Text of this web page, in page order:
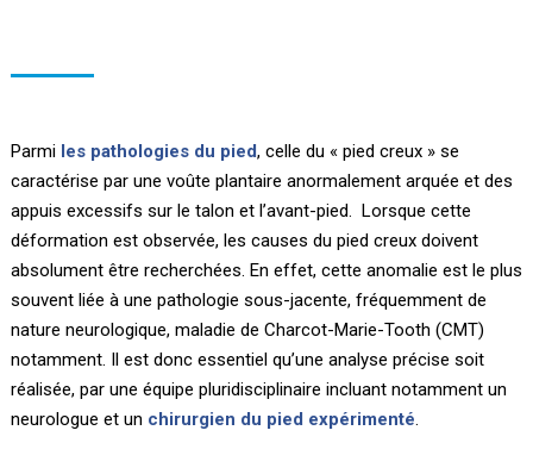
Parmi les pathologies du pied, celle du « pied creux » se
caractérise par une voûte plantaire anormalement arquée et des
appuis excessifs sur le talon et l’avant-pied. Lorsque cette
déformation est observée, les causes du pied creux doivent
absolument être recherchées. En effet, cette anomalie est le plus
souvent liée à une pathologie sous-jacente, fréquemment de
nature neurologique, maladie de Charcot-Marie-Tooth (CMT)
notamment. Il est donc essentiel qu’une analyse précise soit
réalisée, par une équipe pluridisciplinaire incluant notamment un
neurologue et un chirurgien du pied expérimenté.